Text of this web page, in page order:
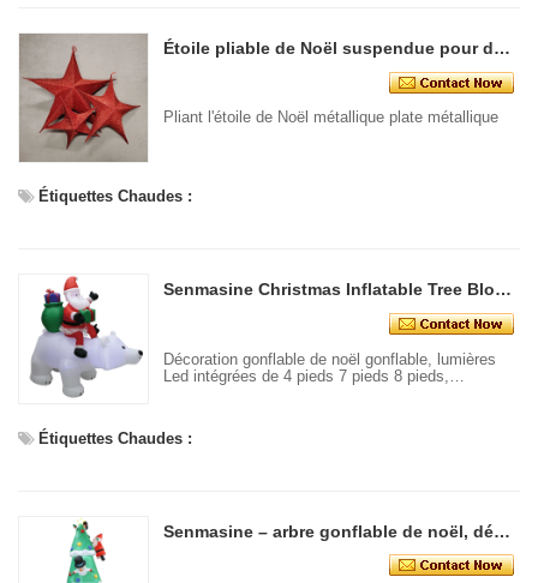
Étoile pliable de Noël suspendue pour décoration murale de fête plusieurs couleurs disponibles étoiles brillantes
Pliant l'étoile de Noël métallique plate métallique
Étiquettes Chaudes :
Senmasine Christmas Inflatable Tree Blow Up Xmas Decoration Build-in Led Lights Indoor Outdoor Holiday Decorative - COPY - s7l9pf
Décoration gonflable de noël gonflable, lumières
Led intégrées de 4 pieds 7 pieds 8 pieds,
Étiquettes Chaudes :
Senmasine – arbre gonflable de noël, décoration de noël, lumières Led intégrées, décoration intérieure et extérieure pour vacances